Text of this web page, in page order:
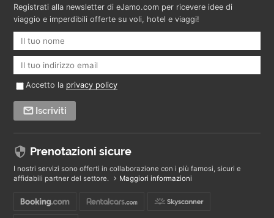
Registrati alla newsletter di eJamo.com per ricevere idee di
viaggio e imperdibili offerte su voli, hotel e viaggi!
Accetto la privacy policy
Iscriviti
Prenotazioni sicure
I nostri servizi sono offerti in collaborazione con i più famosi, sicuri e
affidabili partner del settore.
Maggiori informazioni